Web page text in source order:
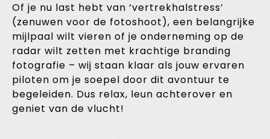
Of je nu last hebt van ‘vertrekhalstress’
(zenuwen voor de fotoshoot), een belangrijke
mijlpaal wilt vieren of je onderneming op de
radar wilt zetten met krachtige branding
fotografie – wij staan klaar als jouw ervaren
piloten om je soepel door dit avontuur te
begeleiden. Dus relax, leun achterover en
geniet van de vlucht!